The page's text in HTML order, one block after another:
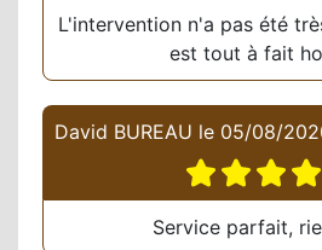
L'intervention n'a pas été
est tout à fait
David BUREAU le 05/08/
Service parfait,